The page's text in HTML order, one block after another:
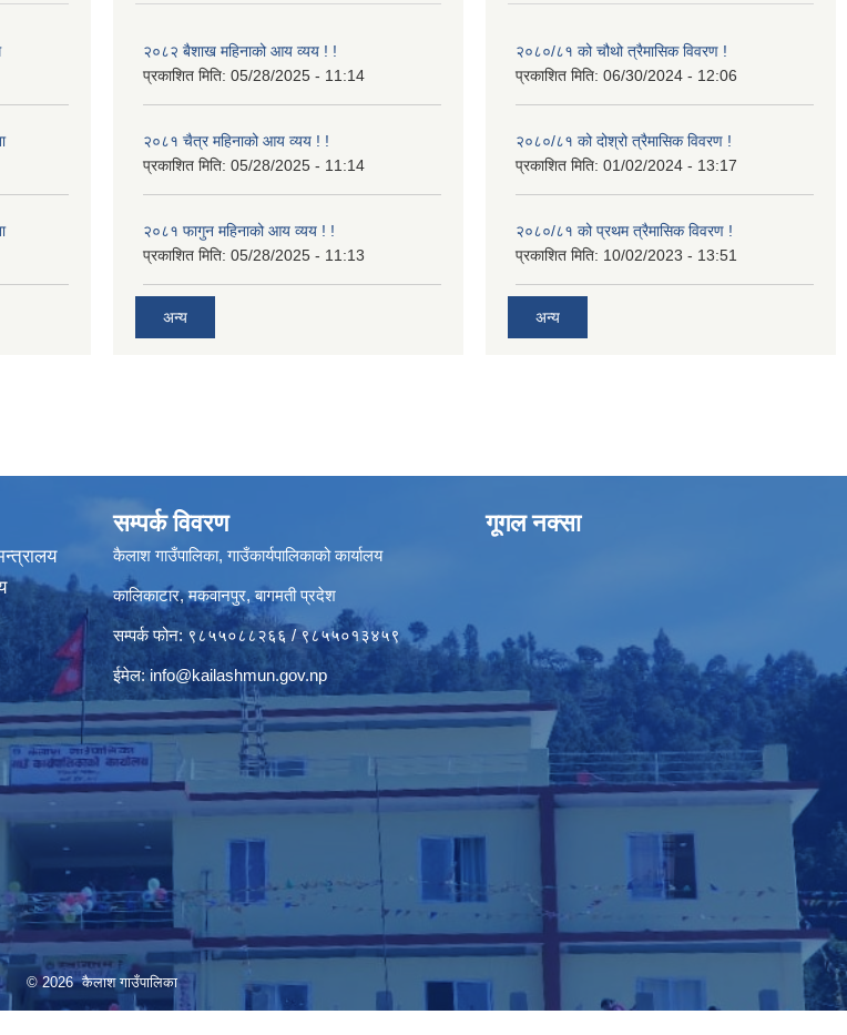
२०८२ बैशाख महिनाको आय व्यय ! !
प्रकाशित मिति: 05/28/2025 - 11:14
२०८१ चैत्र महिनाको आय व्यय ! !
प्रकाशित मिति: 05/28/2025 - 11:14
२०८१ फागुन महिनाको आय व्यय ! !
प्रकाशित मिति: 05/28/2025 - 11:13
अन्य
२०८०/८१ को चौथो त्रैमासिक विवरण !
प्रकाशित मिति: 06/30/2024 - 12:06
२०८०/८१ को दोश्रो त्रैमासिक विवरण !
प्रकाशित मिति: 01/02/2024 - 13:17
२०८०/८१ को प्रथम त्रैमासिक विवरण !
प्रकाशित मिति: 10/02/2023 - 13:51
अन्य
सम्पर्क विवरण
कैलाश गाउँपालिका, गाउँकार्यपालिकाको कार्यालय
कालिकाटार, मकवानपुर, बागमती प्रदेश
सम्पर्क फोन: ९८५५०८८२६६ / ९८५५०१३४५९
ईमेल:info@kailashmun.gov.np
गूगल नक्सा
© 2026 कैलाश गाउँपालिका